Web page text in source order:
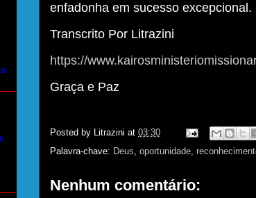
enfadonha em sucesso excepcional.
Transcrito Por Litrazini
https://
Graça e Paz
Posted by Litrazini at 03:30
Palavra-chave: Deus, oportunidade,
Nenhum comentário: